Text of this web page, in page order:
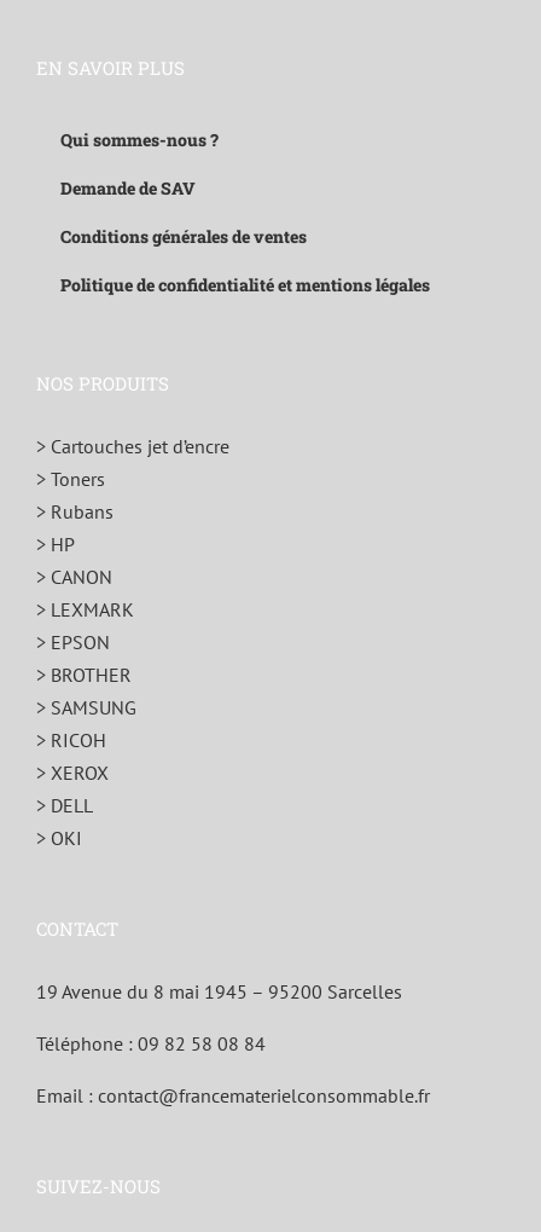
EN SAVOIR PLUS
Qui sommes-nous ?
Demande de SAV
Conditions générales de ventes
Politique de confidentialité et mentions légales
NOS PRODUITS
> Cartouches jet d’encre
> Toners
> Rubans
> HP
> CANON
> LEXMARK
> EPSON
> BROTHER
> SAMSUNG
> RICOH
> XEROX
> DELL
> OKI
CONTACT
19 Avenue du 8 mai 1945 – 95200 Sarcelles
Téléphone : 09 82 58 08 84
Email : contact@francematerielconsommable.fr
SUIVEZ-NOUS